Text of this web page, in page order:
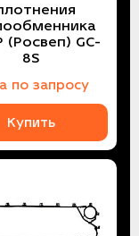
(Росвеп) GC-
8S
по запросу
Купить